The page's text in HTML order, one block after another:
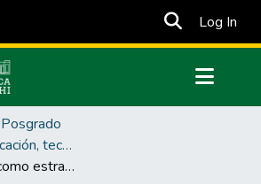
Log In
Maestría en Educación, tecnología e innovación.
La gamificación como estrategia didáctica para el aprendizaje del idioma inglés como lengua extranjera